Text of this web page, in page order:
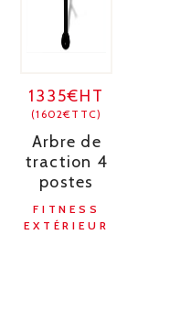
1335€HT
(1602€TTC)
Arbre de
traction 4
postes
FITNESS
EXTÉRIEUR